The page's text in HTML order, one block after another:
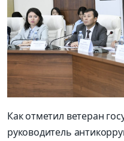
Как отметил ветеран
руководитель